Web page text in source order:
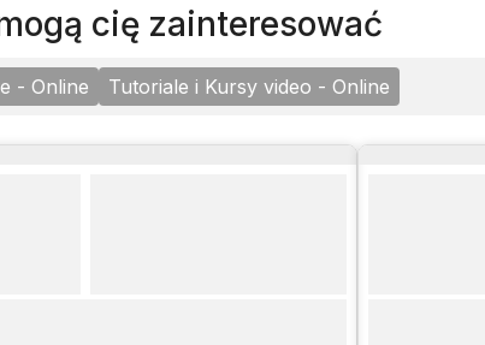
komunikacji, motywowania
rozwiązywania konfliktów, oparte na
przykładach i studiach
z ostatnich lat.
cię zainteresować
- Online Tutoriale i Kursy video - Online